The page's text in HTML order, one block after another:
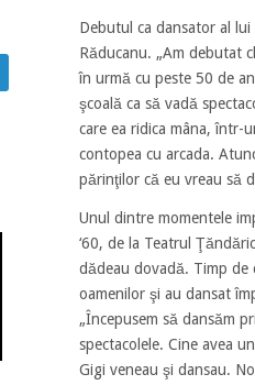
Debutul ca dansator al
Răducanu. „Am debutat
în urmă cu peste 50 de
şcoală ca să vadă
care ea ridica mâna, într-
contopea cu arcada.
părinţilor că eu vreau să
Unul dintre momentele
‘60, de la Teatrul
dădeau dovadă. Timp de
oamenilor şi au dansat
„Începusem să dansăm
spectacolele. Cine avea
Gigi veneau şi dansau.